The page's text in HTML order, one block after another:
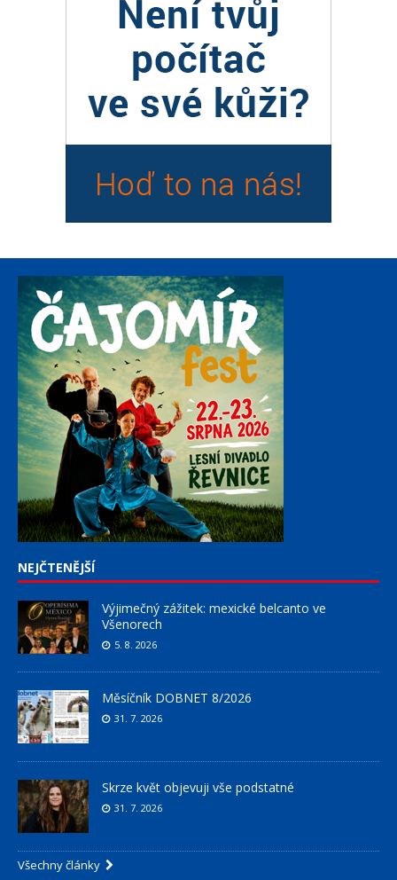
NEJČTENĚJŠÍ
Výjimečný zážitek: mexické belcanto ve
Všenorech
5. 8. 2026
Měsíčník DOBNET 8/2026
31. 7. 2026
Skrze květ objevuji vše podstatné
31. 7. 2026
Všechny články